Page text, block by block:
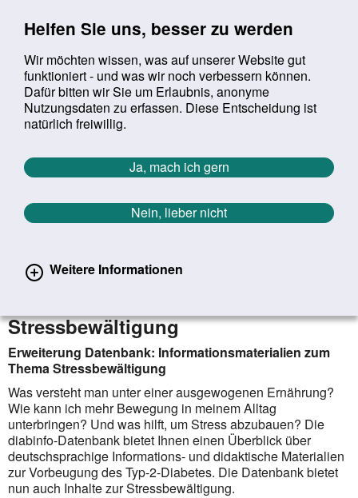
Helfen Sie uns, besser zu werden
Wir möchten wissen, was auf unserer Website gut
funktioniert - und was wir noch verbessern können.
Dafür bitten wir Sie um Erlaubnis, anonyme
Nutzungsdaten zu erfassen. Diese Entscheidung ist
natürlich freiwillig.
Ja, mach ich gern
Nein, lieber nicht
Weitere Informationen
Suchbegriff:
Sie befinden sich hier:
Startseite Aktuelles Aktuelle Meldungen
Aktuelle Meldungen
Zurück zur Übersicht erster
vorheriger
876/1627
Erweiterung Datenbank:
Stressbewältigung
Erweiterung Datenbank: Informationsmaterialien zum
Thema Stressbewältigung
Was versteht man unter einer ausgewogenen Ernährung?
Wie kann ich mehr Bewegung in meinem Alltag
unterbringen? Und was hilft, um Stress abzubauen? Die
diabinfo-Datenbank bietet Ihnen einen Überblick über
deutschs­prachige Informations- und didaktische Materialien
zur Vorbeugung des Typ-2-Diabetes. Die Datenbank bietet
nun auch Inhalte zur Stress­bewältigung.